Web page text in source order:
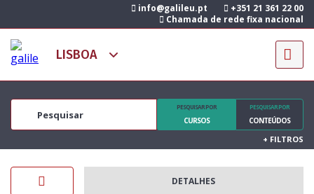
info@galileu.pt
+351 21 361 22 00
Chamada de rede fixa nacional
PESQUISAR POR
CURSOS
PESQUISAR POR
CONTEÚDOS
+ FILTROS
DETALHES